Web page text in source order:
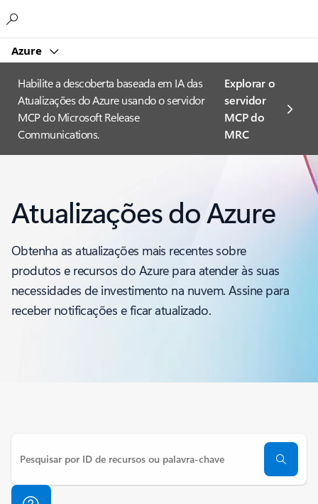
Azure
Habilite a descoberta baseada em IA das
Atualizações do Azure usando o servidor
MCP do Microsoft Release
Communications.
Explorar o
servidor
MCP do
MRC
Atualizações do Azure
Obtenha as atualizações mais recentes sobre
produtos e recursos do Azure para atender às suas
necessidades de investimento na nuvem. Assine para
receber notificações e ficar atualizado.